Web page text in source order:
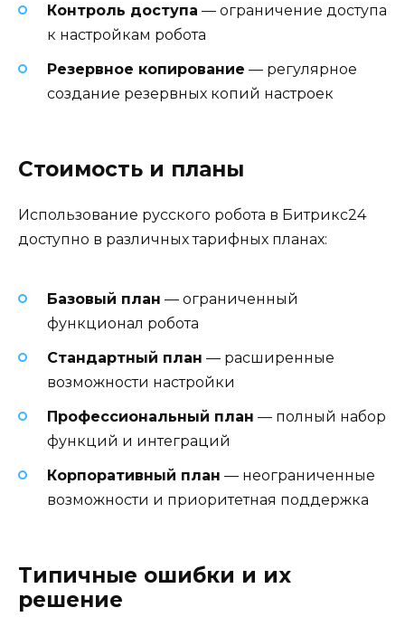
Контроль доступа — ограничение доступа
к настройкам робота
Резервное копирование — регулярное
создание резервных копий настроек
Стоимость и планы
Использование русского робота в Битрикс24
доступно в различных тарифных планах:
Базовый план — ограниченный
функционал робота
Стандартный план — расширенные
возможности настройки
Профессиональный план — полный набор
функций и интеграций
Корпоративный план — неограниченные
возможности и приоритетная поддержка
Типичные ошибки и их
решение